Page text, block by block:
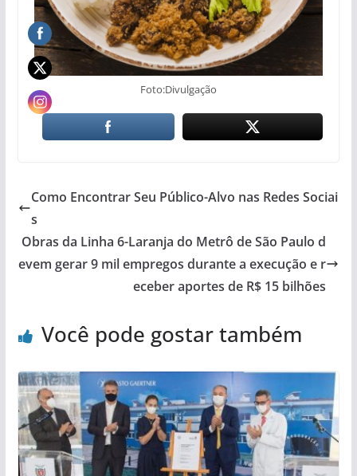
Foto:Divulgação
Como Encontrar Seu Público-Alvo nas Redes Sociai
s
Obras da Linha 6-Laranja do Metrô de São Paulo d
evem gerar 9 mil empregos durante a execução e r
eceber aportes de R$ 15 bilhões
Você pode gostar também